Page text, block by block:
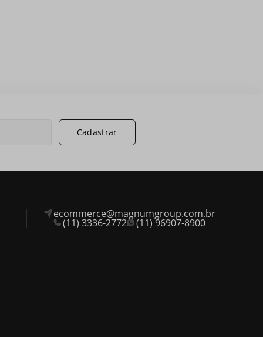
Cadastrar
ecommerce@magnumgroup.com.br
(11) 3336-2772 (11) 96907-8900